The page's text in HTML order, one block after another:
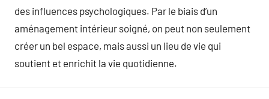
des influences psychologiques. Par le biais d’un
aménagement intérieur soigné, on peut non seulement
créer un bel espace, mais aussi un lieu de vie qui
soutient et enrichit la vie quotidienne.